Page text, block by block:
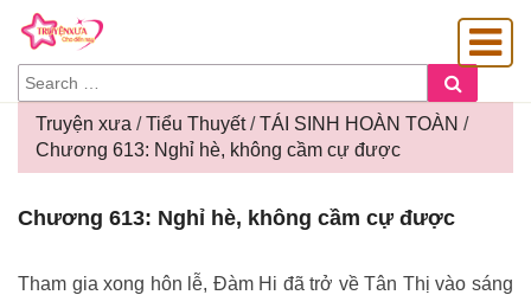
SEARCH
FOR:
Truyện xưa /Tiểu Thuyết/TÁI SINH HOÀN TOÀN /
Chương 613: Nghỉ hè, không cầm cự được
613:
hè,
Chương 613: Nghỉ hè, không cầm cự được
Tham gia xong hôn lễ, Đàm Hi đã trở về Tân Thị vào sáng